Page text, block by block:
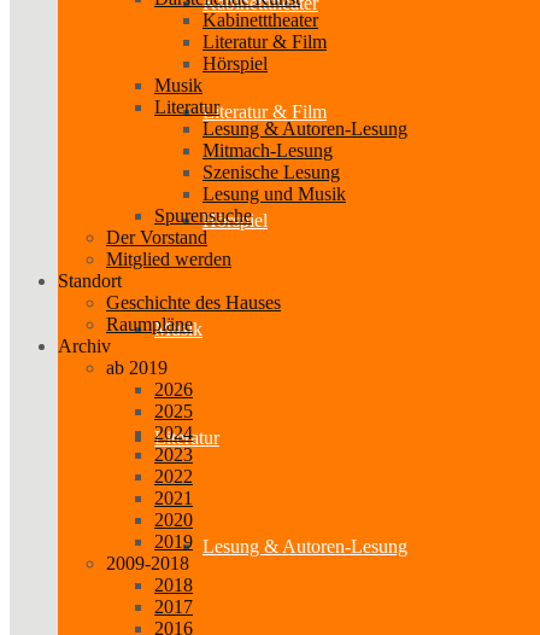
Literatur & Film
Hörspiel
Musik
Literatur
Lesung & Autoren-Lesung
Kabinetttheater
Literatur & Film
Hörspiel
Musik
Literatur
Lesung & Autoren-Lesung
Mitmach-Lesung
Szenische Lesung
Lesung und Musik
Spurensuche
Der Vorstand
Mitglied werden
Standort
Geschichte des Hauses
Raumpläne
Archiv
ab 2019
2026
2025
2024
2023
2022
2021
2020
2019
2009-2018
2018
2017
2016